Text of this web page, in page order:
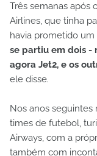
Três semanas após
Airlines, que tinha
havia prometido
se partiu em dois -
agora Jet2, e os
ele disse.
Nos anos seguintes
times de futebol,
Airways, com a
também com